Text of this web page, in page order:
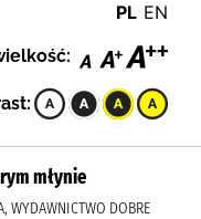
PL EN
młynie
WYDAWNICTWO DOBRE